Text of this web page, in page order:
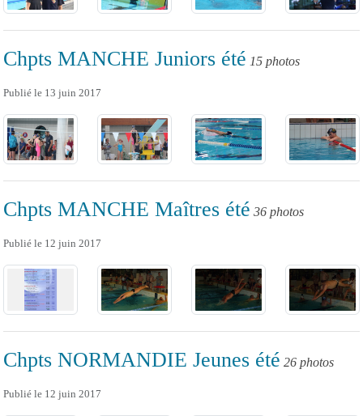
Chpts MANCHE Juniors été 15 photos
Publié le 13 juin 2017
Chpts MANCHE Maîtres été 36 photos
Publié le 12 juin 2017
Chpts NORMANDIE Jeunes été 26 photos
Publié le 12 juin 2017